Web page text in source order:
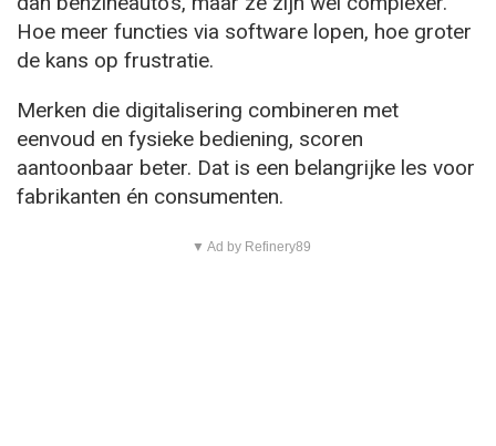
Hoe meer functies via software lopen, hoe groter
de kans op frustratie.
Merken die digitalisering combineren met
eenvoud en fysieke bediening, scoren
aantoonbaar beter. Dat is een belangrijke les voor
fabrikanten én consumenten.
▼ Ad by Refinery89